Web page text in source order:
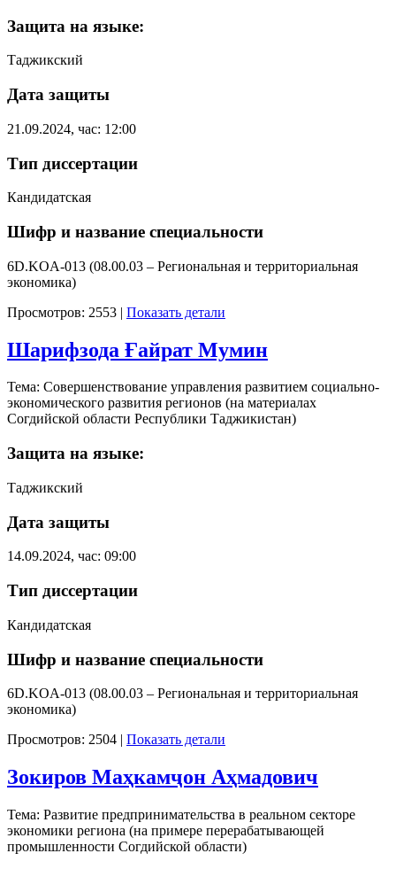
Защита на языке:
Таджикский
Дата защиты
21.09.2024, час: 12:00
Тип диссертации
Кандидатская
Шифр и название специальности
6D.KOA-013 (08.00.03 – Региональная и территориальная
экономика)
Просмотров: 2553 | Показать детали
Шарифзода Ғайрат Мумин
Тема: Совершенствование управления развитием социально-
экономического развития регионов (на материалах
Согдийской области Республики Таджикистан)
Защита на языке:
Таджикский
Дата защиты
14.09.2024, час: 09:00
Тип диссертации
Кандидатская
Шифр и название специальности
6D.KOA-013 (08.00.03 – Региональная и территориальная
экономика)
Просмотров: 2504 | Показать детали
Зокиров Маҳкамҷон Аҳмадович
Тема: Развитие предпринимательства в реальном секторе
экономики региона (на примере перерабатывающей
промышленности Согдийской области)